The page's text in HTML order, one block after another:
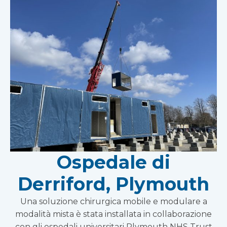
Ospedale di
Derriford, Plymouth
Una soluzione chirurgica mobile e modulare a
modalità mista è stata installata in collaborazione